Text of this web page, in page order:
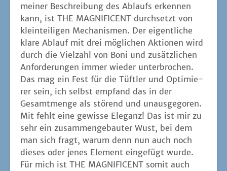
mei­ner Beschrei­bung des Ablaufs erken­nen
kann, ist THE MAGNIFICENT durch­setzt von
klein­tei­li­gen Mecha­nis­men. Der eigent­li­che
kla­re Ablauf mit drei mög­li­chen Aktio­nen wird
durch die Viel­zahl von Boni und zusätz­li­chen
Anfor­de­run­gen immer wie­der unter­bro­chen.
Das mag ein Fest für die Tüft­ler und Opti­mie­
rer sein, ich selbst emp­fand das in der
Gesamt­men­ge als stö­rend und unaus­ge­go­ren.
Mit fehlt eine gewis­se Ele­ganz! Das ist mir zu
sehr ein zusam­men­ge­bau­ter Wust, bei dem
man sich fragt, war­um denn nun auch noch
die­ses oder jenes Ele­ment ein­ge­fügt wur­de.
Für mich ist THE MAGNIFICENT somit auch